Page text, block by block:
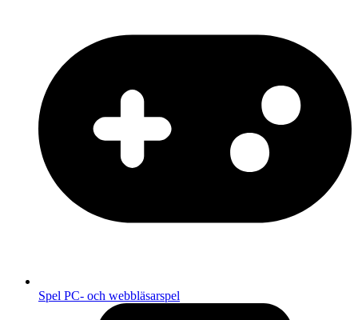
Spel PC- och webbläsarspel